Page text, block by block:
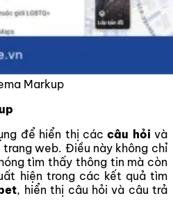
Markup
để hiển thị các câu hỏi và
trang web. Điều này không chỉ
tìm thấy thông tin mà còn
hiện trong các kết quả tìm
, hiển thị câu hỏi và câu trả